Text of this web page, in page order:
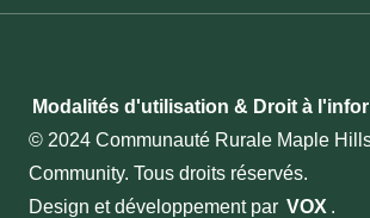
© 2024 Communauté Rurale Maple
Community. Tous droits réservés.
Modalités d'utilisation & Droit à
Design et développement par VOX .